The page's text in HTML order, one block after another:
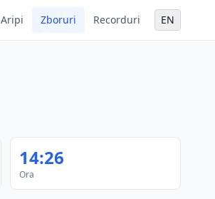
Aripi Zboruri Recorduri EN
14:26
Ora